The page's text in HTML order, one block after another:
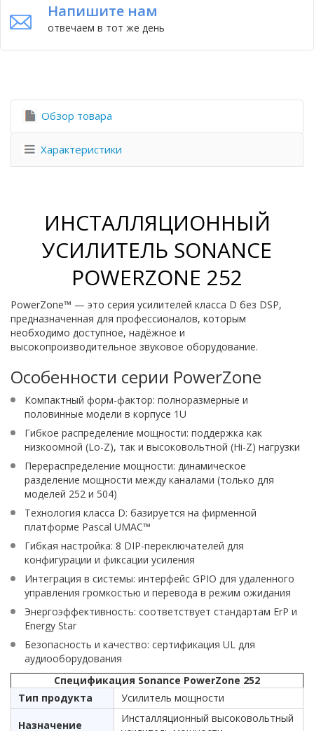
Напишите нам
отвечаем в тот же день
Обзор товара
Характеристики
ИНСТАЛЛЯЦИОННЫЙ
УСИЛИТЕЛЬ SONANCE
POWERZONE 252
PowerZone™ — это серия усилителей класса D без DSP,
предназначенная для профессионалов, которым
необходимо доступное, надёжное и
высокопроизводительное звуковое оборудование.
Особенности серии PowerZone
Компактный форм-фактор: полноразмерные и
половинные модели в корпусе 1U
Гибкое распределение мощности: поддержка как
низкоомной (Lo-Z), так и высоковольтной (Hi-Z) нагрузки
Перераспределение мощности: динамическое
разделение мощности между каналами (только для
моделей 252 и 504)
Технология класса D: базируется на фирменной
платформе Pascal UMAC™
Гибкая настройка: 8 DIP-переключателей для
конфигурации и фиксации усиления
Интеграция в системы: интерфейс GPIO для удаленного
управления громкостью и перевода в режим ожидания
Энергоэффективность: соответствует стандартам ErP и
Energy Star
Безопасность и качество: сертификация UL для
аудиооборудования
Спецификация Sonance PowerZone 252
Тип продукта
Усилитель мощности
Назначение
Инсталляционный высоковольтный